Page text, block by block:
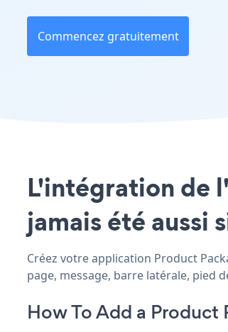
Commencez gratuitement
L'intégration de
jamais été aussi
Créez votre application Product
page, message, barre latérale, pied
How To Add a